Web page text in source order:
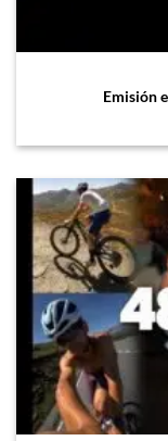
Emisión